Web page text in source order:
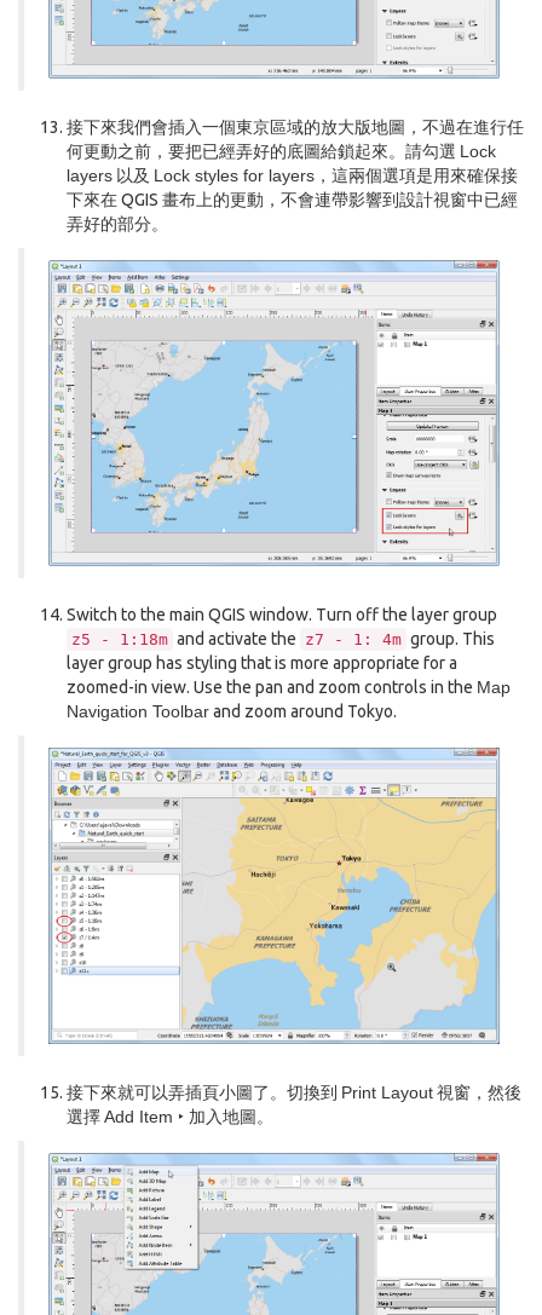
接下來我們會插入一個東京區域的放大版地圖，不過在進行任
何更動之前，要把已經弄好的底圖給鎖起來。請勾選 Lock
layers 以及 Lock styles for layers ，這兩個選項是用來確保接
下來在 QGIS 畫布上的更動，不會連帶影響到設計視窗中已經
弄好的部分。
Switch to the main QGIS window. Turn off the layer group
z5 - 1:18m and activate the z7 - 1: 4m group. This
layer group has styling that is more appropriate for a
zoomed-in view. Use the pan and zoom controls in the Map
Navigation Toolbarand zoom around Tokyo.
接下來就可以弄插頁小圖了。切換到 Print Layout視窗，然後
選擇Add Item ‣ 加入地圖。